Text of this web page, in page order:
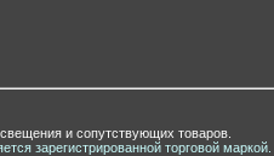
и сопутствующих товаров.
зарегистрированной торговой